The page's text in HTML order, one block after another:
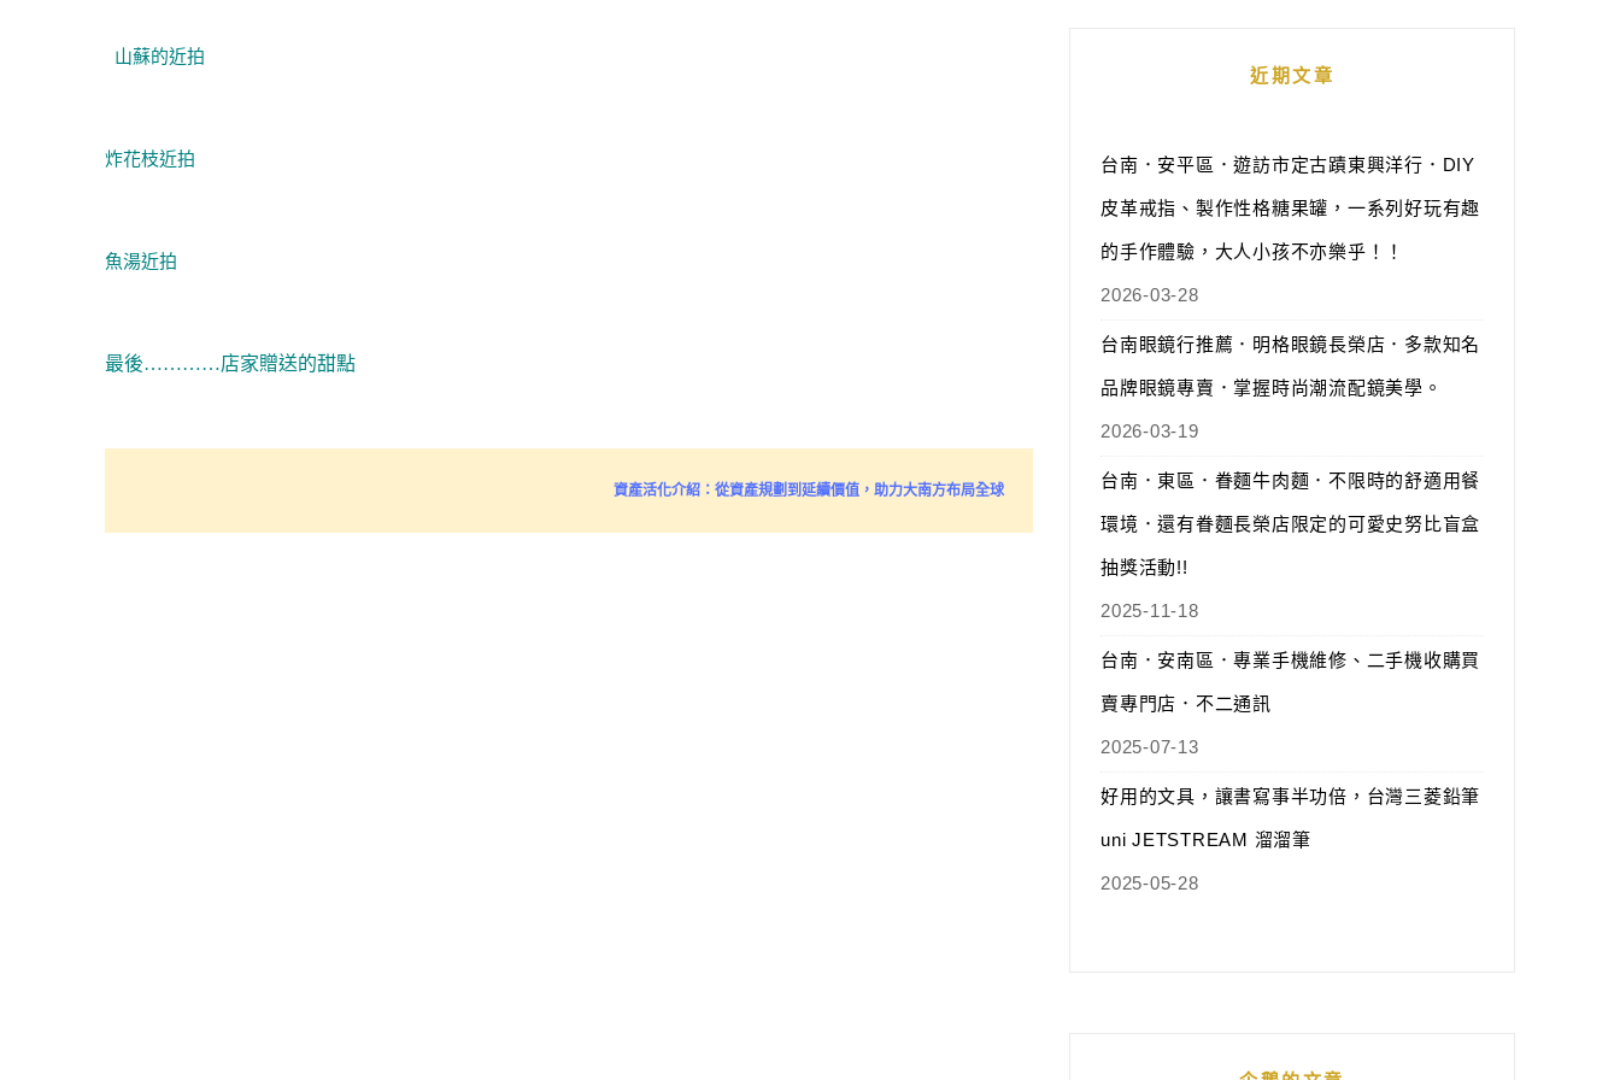
山蘇的近拍
炸花枝近拍
魚湯近拍
最後…………店家贈送的甜點
資產活化介紹：從資產規劃到延續價值，助力大南方布局全球
近期文章
台南．安平區．遊訪市定古蹟東興洋行．DIY
皮革戒指、製作性格糖果罐，一系列好玩有趣
的手作體驗，大人小孩不亦樂乎！！
2026-03-28
台南眼鏡行推薦．明格眼鏡長榮店．多款知名
品牌眼鏡專賣．掌握時尚潮流配鏡美學。
2026-03-19
台南．東區．眷麵牛肉麵．不限時的舒適用餐
環境．還有眷麵長榮店限定的可愛史努比盲盒
抽獎活動!!
2025-11-18
台南．安南區．專業手機維修、二手機收購買
賣專門店．不二通訊
2025-07-13
好用的文具，讓書寫事半功倍，台灣三菱鉛筆
uni JETSTREAM 溜溜筆
2025-05-28